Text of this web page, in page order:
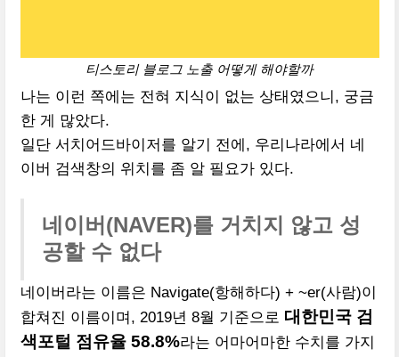
티스토리 블로그 노출 어떻게 해야할까
나는 이런 쪽에는 전혀 지식이 없는 상태였으니, 궁금
한 게 많았다.
일단 서치어드바이저를 알기 전에, 우리나라에서 네
이버 검색창의 위치를 좀 알 필요가 있다.
네이버(NAVER)를 거치지 않고 성
공할 수 없다
네이버라는 이름은 Navigate(항해하다) + ~er(사람)이
합쳐진 이름이며, 2019년 8월 기준으로 대한민국 검
색포털 점유율 58.8%라는 어마어마한 수치를 가지